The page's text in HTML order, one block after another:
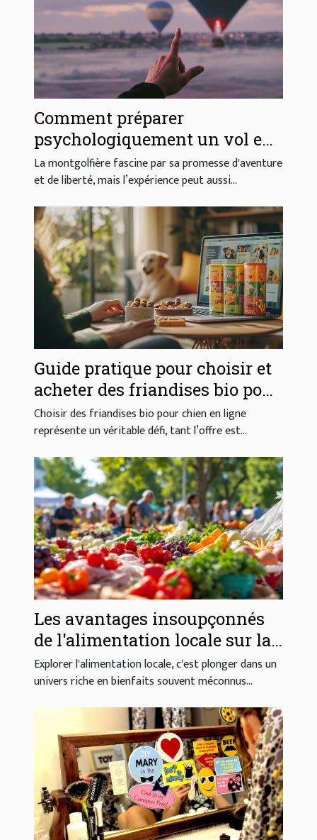
Comment préparer
psychologiquement un vol en
montgolfière ?
La montgolfière fascine par sa promesse d'aventure
et de liberté, mais l’expérience peut aussi...
Guide pratique pour choisir et
acheter des friandises bio pour
chien sur le web
Choisir des friandises bio pour chien en ligne
représente un véritable défi, tant l’offre est...
Les avantages insoupçonnés
de l'alimentation locale sur la
santé
Explorer l'alimentation locale, c'est plonger dans un
univers riche en bienfaits souvent méconnus...